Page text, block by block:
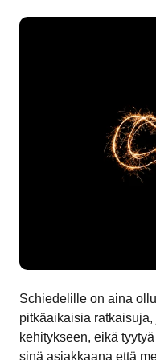
Schiedelille on aina
pitkäaikaisia
kehitykseen, eikä
sinä asiakkaana että